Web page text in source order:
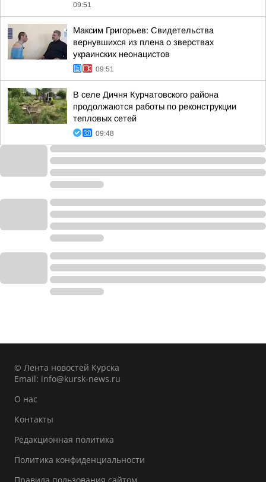
09:51
Максим Григорьев: Свидетельства
вернувшихся из плена о зверствах
украинских неонацистов
09:51
В селе Дичня Курчатовского района
продолжаются работы по реконструкции
тепловых сетей
09:48
© Лента новостей Курска
Email: info@kursk-news.ru
О нас
Контакты
Редакционная политика
Политика конфиденциальности